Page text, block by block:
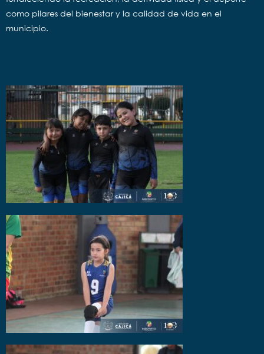
como pilares del bienestar y la calidad de vida en el
municipio.